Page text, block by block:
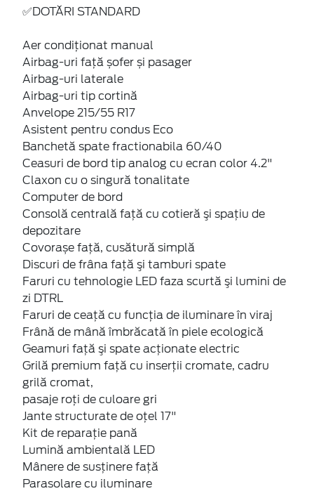
✅DOTĂRI STANDARD
Aer condiţionat manual
Airbag-uri față șofer și pasager
Airbag-uri laterale
Airbag-uri tip cortină
Anvelope 215/55 R17
Asistent pentru condus Eco
Banchetă spate fractionabila 60/40
Ceasuri de bord tip analog cu ecran color 4.2"
Claxon cu o singură tonalitate
Computer de bord
Consolă centrală față cu cotieră şi spaţiu de
depozitare
Covorașe față, cusătură simplă
Discuri de frâna faţă şi tamburi spate
Faruri cu tehnologie LED faza scurtă şi lumini de
zi DTRL
Faruri de ceaţă cu funcţia de iluminare în viraj
Frână de mână îmbrăcată în piele ecologică
Geamuri faţă şi spate acţionate electric
Grilă premium faţă cu inserţii cromate, cadru
grilă cromat,
pasaje roți de culoare gri
Jante structurate de oțel 17"
Kit de reparaţie pană
Lumină ambientală LED
Mânere de susţinere faţă
Parasolare cu iluminare